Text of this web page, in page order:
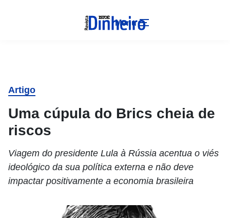
Menu
Artigo
Uma cúpula do Brics cheia de
riscos
Viagem do presidente Lula à Rússia acentua o viés
ideológico da sua política externa e não deve
impactar positivamente a economia brasileira